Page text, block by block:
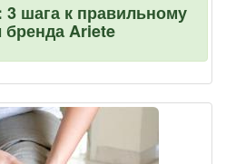
3 шага к правильному
Ariete